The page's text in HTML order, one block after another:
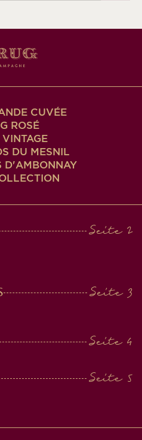
CUVÉE
ROSÉ
DU MESNIL
D'AMBONNAY